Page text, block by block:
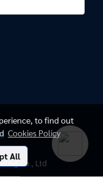
Co., Ltd
to find out
Cookies Policy
All